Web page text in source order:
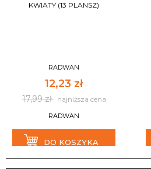
KWIATY (13 PLANSZ)
RADWAN
12,23 zł
17,99 zł najniższa cena
RADWAN
DO KOSZYKA